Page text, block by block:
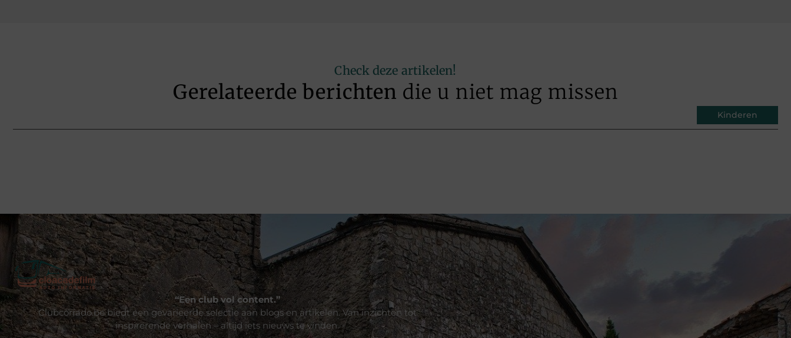
Check deze artikelen!
Gerelateerde berichten die u niet mag missen
Kinderen
“Een club vol content.”
Clubcorrado.be biedt een gevarieerde selectie aan blogs en artikelen. Van inzichten tot
inspirerende verhalen – altijd iets nieuws te vinden.